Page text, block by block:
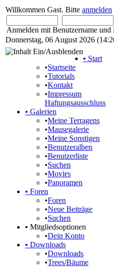
Willkommen Gast. Bitte anmelden
Anmelden mit Benutzername und
Donnerstag, 06 August 2026
• Start
•Startseite
•Tutorials
•Kontakt
•Impressum
Haftungsausschluss
• Galerien
•Meine Terragens
•Mausegalerie
•Meine Sonstigen
•Benutzeralben
•Benutzerliste
•Suchen
•Movies
•Panoramen
• Foren
•Foren
•Neue Beiträge
•Suchen
• Mitgliedsoptionen
•Dein Konto
• Downloads
•Downloads
•Trees/Bäume